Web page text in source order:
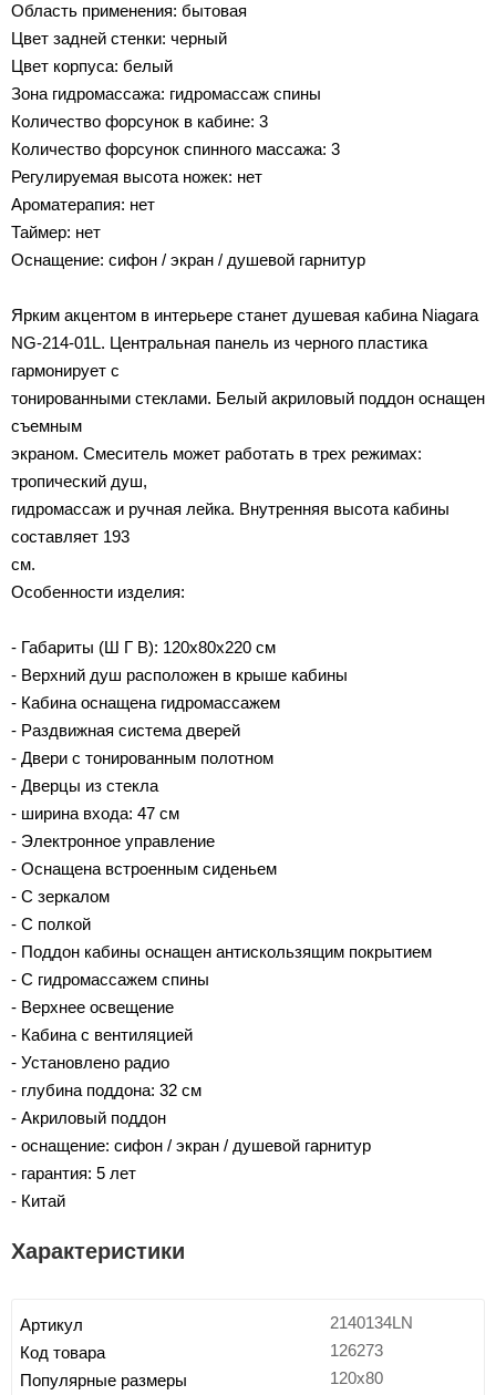
Область применения: бытовая
Цвет задней стенки: черный
Цвет корпуса: белый
Зона гидромассажа: гидромассаж спины
Количество форсунок в кабине: 3
Количество форсунок спинного массажа: 3
Регулируемая высота ножек: нет
Ароматерапия: нет
Таймер: нет
Оснащение: сифон / экран / душевой гарнитур
Ярким акцентом в интерьере станет душевая кабина Niagara
NG-214-01L. Центральная панель из черного пластика
гармонирует с
тонированными стеклами. Белый акриловый поддон оснащен
съемным
экраном. Смеситель может работать в трех режимах:
тропический душ,
гидромассаж и ручная лейка. Внутренняя высота кабины
составляет 193
см.
Особенности изделия:
- Габариты (Ш Г В): 120x80x220 см
- Верхний душ расположен в крыше кабины
- Кабина оснащена гидромассажем
- Раздвижная система дверей
- Двери с тонированным полотном
- Дверцы из стекла
- ширина входа: 47 см
- Электронное управление
- Оснащена встроенным сиденьем
- С зеркалом
- С полкой
- Поддон кабины оснащен антискользящим покрытием
- С гидромассажем спины
- Верхнее освещение
- Кабина с вентиляцией
- Установлено радио
- глубина поддона: 32 см
- Акриловый поддон
- оснащение: сифон / экран / душевой гарнитур
- гарантия: 5 лет
- Китай
Характеристики
Артикул 2140134LN
Код товара 126273
Популярные размеры 120x80